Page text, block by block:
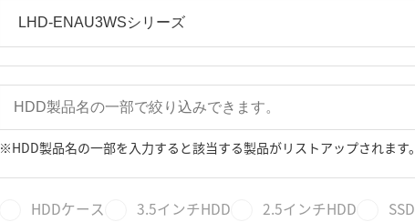
※HDD製品名の一部を入力すると該当する製品がリストアップされます。
HDDケース 3.5インチHDD 2.5インチHDD SSD